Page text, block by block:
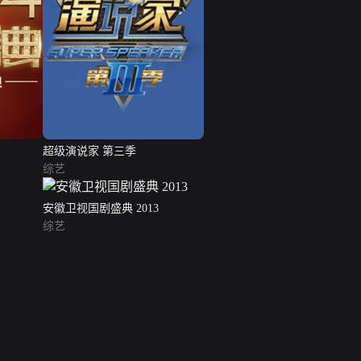
超级演说家 第三季
综艺
安徽卫视国剧盛典 2013
综艺